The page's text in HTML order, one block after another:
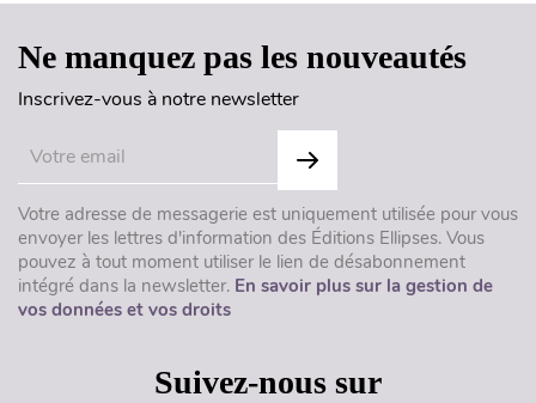
Ne manquez pas les nouveautés
Inscrivez-vous à notre newsletter
Votre adresse de messagerie est uniquement utilisée pour vous
envoyer les lettres d'information des Éditions Ellipses. Vous
pouvez à tout moment utiliser le lien de désabonnement
intégré dans la newsletter. En savoir plus sur la gestion de
vos données et vos droits
Suivez-nous sur